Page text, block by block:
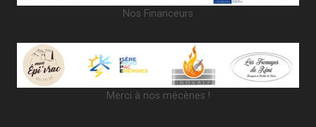
Nos Financeurs
Merci à nos mécènes !